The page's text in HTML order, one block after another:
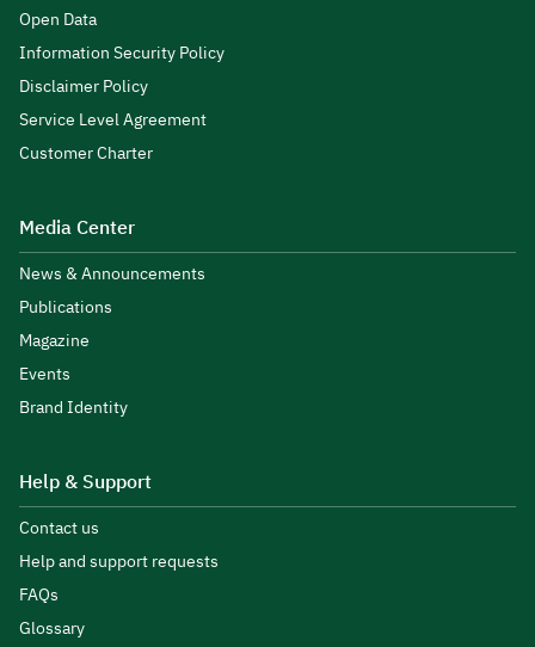
Open Data
Information Security Policy
Disclaimer Policy
Service Level Agreement
Customer Charter
Media Center
News & Announcements
Publications
Magazine
Events
Brand Identity
Help & Support
Contact us
Help and support requests
FAQs
Glossary